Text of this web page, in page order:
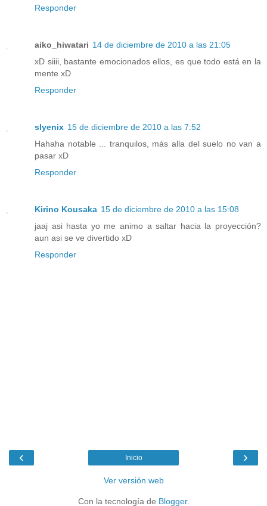
Responder
aiko_hiwatari 14 de diciembre de 2010 a las 21:05
xD siiii, bastante emocionados ellos, es que todo está en la
mente xD
Responder
slyenix 15 de diciembre de 2010 a las 7:52
Hahaha notable ... tranquilos, más alla del suelo no van a
pasar xD
Responder
Kirino Kousaka 15 de diciembre de 2010 a las 15:08
jaaj asi hasta yo me animo a saltar hacia la proyección?
aun asi se ve divertido xD
Responder
‹ ›
Inicio
Ver versión web
Con la tecnología de Blogger.